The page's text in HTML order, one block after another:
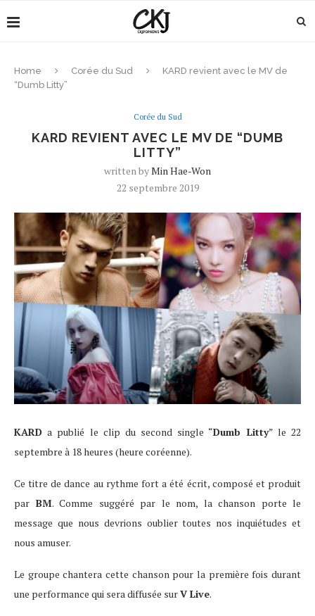
Home Corée du Sud
KARD revient avec le MV de
“Dumb Litty”
Corée du Sud
KARD REVIENT AVEC LE MV DE “DUMB
LITTY”
written byMin Hae-Won
22 septembre 2019
KARD a publié le clip du second single “Dumb Litty” le 22
septembre à 18 heures (heure coréenne).
Ce titre de dance au rythme fort a été écrit, composé et produit
par BM. Comme suggéré par le nom, la chanson porte le
message que nous devrions oublier toutes nos inquiétudes et
nous amuser.
Le groupe chantera cette chanson pour la première fois durant
une performance qui sera diffusée surV Live.